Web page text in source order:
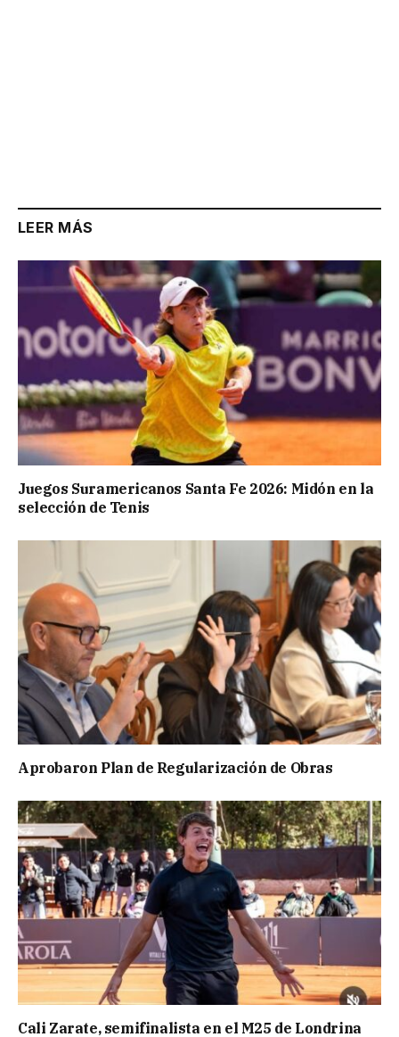
LEER MÁS
Juegos Suramericanos Santa Fe 2026: Midón en la
selección de Tenis
Aprobaron Plan de Regularización de Obras
Cali Zarate, semifinalista en el M25 de Londrina